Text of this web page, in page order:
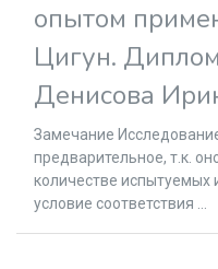
опытом
Цигун.
Денисова
Замечание
предварительное, т.к.
количестве испытуемых
условие соответствия ...